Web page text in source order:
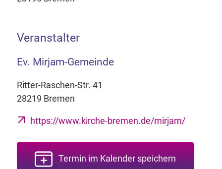
Veranstalter
Ev. Mirjam-Gemeinde
Ritter-Raschen-Str. 41
28219 Bremen
https://www.kirche-bremen.de/mirjam/
Termin im Kalender speichern